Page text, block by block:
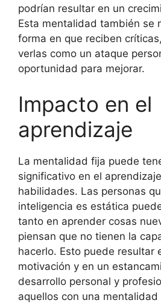
podrían resultar en un
Esta mentalidad también se
forma en que reciben
verlas como un ataque
oportunidad para mejorar.
Impacto en el
aprendizaje
La mentalidad fija puede
significativo en el
habilidades. Las personas
inteligencia es estática
tanto en aprender cosas
piensan que no tienen la
hacerlo. Esto puede resultar
motivación y en un
desarrollo personal y
aquellos con una